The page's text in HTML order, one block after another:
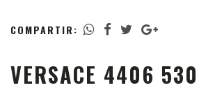
COMPARTIR:
VERSACE 4406